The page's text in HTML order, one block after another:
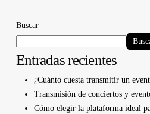
Buscar
Entradas recientes
¿Cuánto cuesta transmitir un
Transmisión de conciertos y
Cómo elegir la plataforma ideal